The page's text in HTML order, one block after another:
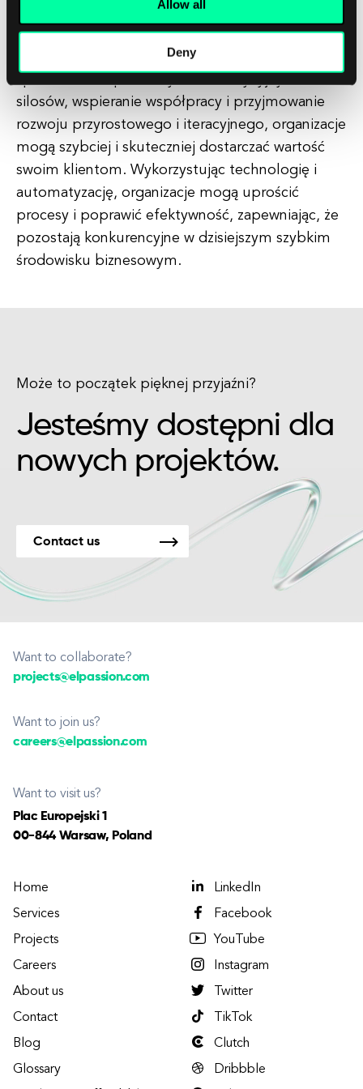
Allow all
Deny
potężna metodologia, która umożliwia
organizacjom projektowanie i wdrażanie
systemów IT w elastyczny i dostosowawczy
silosów, wspieranie współpracy i przyjmowanie
rozwoju przyrostowego i iteracyjnego, organizacje
mogą szybciej i skuteczniej dostarczać wartość
swoim klientom. Wykorzystując technologię i
automatyzację, organizacje mogą uprościć
procesy i poprawić efektywność, zapewniając, że
pozostają konkurencyjne w dzisiejszym szybkim
środowisku biznesowym.
Może to początek pięknej przyjaźni?
Jesteśmy dostępni dla
nowych projektów.
Contact us
Want to collaborate?
projects@elpassion.com
Want to join us?
careers@elpassion.com
Want to visit us?
Plac Europejski 1
00-844 Warsaw, Poland
Home
Services
Projects
Careers
About us
Contact
Blog
Glossary
LinkedIn
Facebook
YouTube
Instagram
Twitter
TikTok
Clutch
Dribbble